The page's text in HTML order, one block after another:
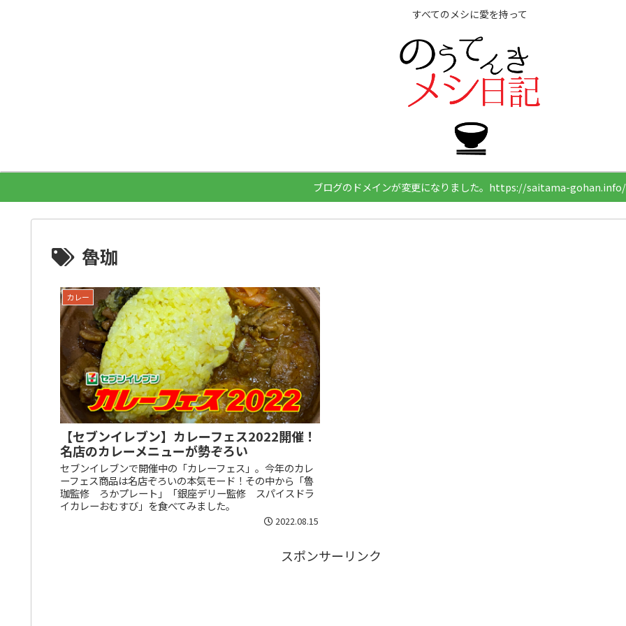
すべてのメシに愛を持って
ブログのドメインが変更になりました。https://saitama-gohan.info/
魯珈
カレー
【セブンイレブン】カレーフェス2022開催！
名店のカレーメニューが勢ぞろい
セブンイレブンで開催中の「カレーフェス」。今年のカレ
ーフェス商品は名店ぞろいの本気モード！その中から「魯
珈監修 ろかプレート」「銀座デリー監修 スパイスドラ
イカレーおむすび」を食べてみました。
2022.08.15
スポンサーリンク